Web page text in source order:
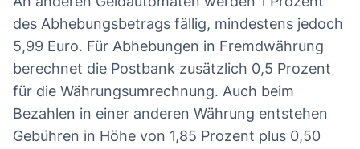
des Abhebungsbetrags fällig, mindestens jedoch
5,99 Euro. Für Abhebungen in Fremdwährung
berechnet die Postbank zusätzlich 0,5 Prozent
für die Währungsumrechnung. Auch beim
Bezahlen in einer anderen Währung entstehen
Gebühren in Höhe von 1,85 Prozent plus 0,50